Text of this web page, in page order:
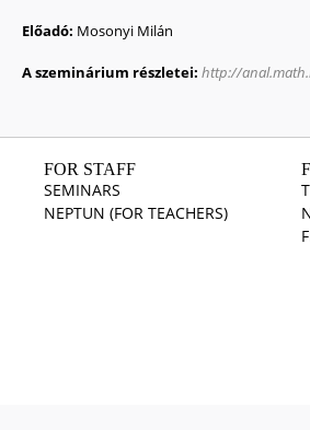
Előadó: Mosonyi Milán
A szeminárium részletei: http://
FOR STAFF
SEMINARS
NEPTUN (FOR TEACHERS)